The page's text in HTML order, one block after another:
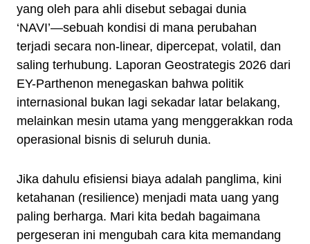
yang oleh para ahli disebut sebagai dunia
‘NAVI’—sebuah kondisi di mana perubahan
terjadi secara non-linear, dipercepat, volatil, dan
saling terhubung. Laporan Geostrategis 2026 dari
EY-Parthenon menegaskan bahwa politik
internasional bukan lagi sekadar latar belakang,
melainkan mesin utama yang menggerakkan roda
operasional bisnis di seluruh dunia.
Jika dahulu efisiensi biaya adalah panglima, kini
ketahanan (resilience) menjadi mata uang yang
paling berharga. Mari kita bedah bagaimana
pergeseran ini mengubah cara kita memandang